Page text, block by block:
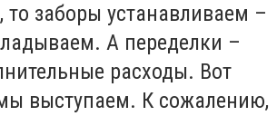
то заборы устанавливаем –
А переделки –
расходы. Вот
выступаем. К сожалению,